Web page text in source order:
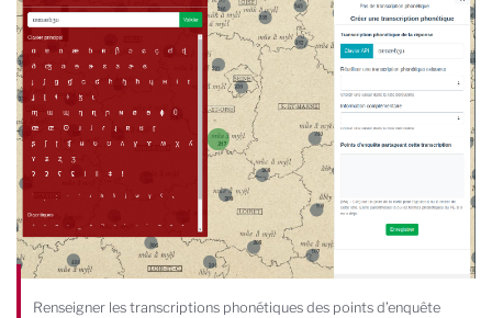
Renseigner les transcriptions phonétiques des points d’enquête